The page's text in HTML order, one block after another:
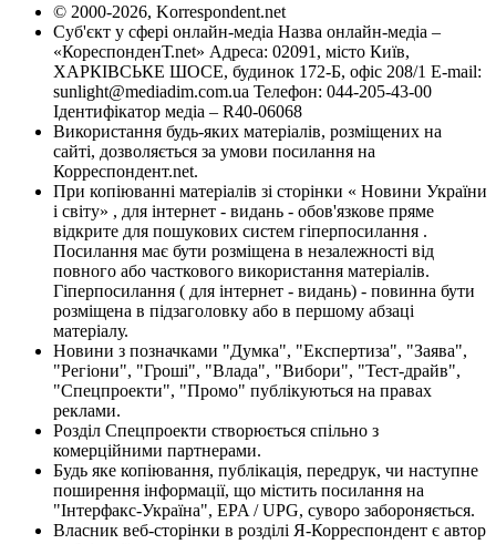
© 2000-2026, Korrespondent.net
Суб'єкт у сфері онлайн-медіа Назва онлайн-медіа –
«КореспонденТ.net» Адреса: 02091, місто Київ,
ХАРКІВСЬКЕ ШОСЕ, будинок 172-Б, офіс 208/1 E-mail:
sunlight@mediadim.com.ua Телефон: 044-205-43-00
Ідентифікатор медіа – R40-06068
Використання будь-яких матеріалів, розміщених на
сайті, дозволяється за умови посилання на
Корреспондент.net.
При копіюванні матеріалів зі сторінки « Новини України
і світу» , для інтернет - видань - обов'язкове пряме
відкрите для пошукових систем гіперпосилання .
Посилання має бути розміщена в незалежності від
повного або часткового використання матеріалів.
Гіперпосилання ( для інтернет - видань) - повинна бути
розміщена в підзаголовку або в першому абзаці
матеріалу.
Новини з позначками "Думка", "Експертиза", "Заява",
"Регіони", "Гроші", "Влада", "Вибори", "Тест-драйв",
"Спецпроекти", "Промо" публікуються на правах
реклами.
Розділ Спецпроекти створюється спільно з
комерційними партнерами.
Будь яке копіювання, публікація, передрук, чи наступне
поширення інформації, що містить посилання на
"Інтерфакс-Україна", EPA / UPG, суворо забороняється.
Власник веб-сторінки в розділі Я-Корреспондент є автор